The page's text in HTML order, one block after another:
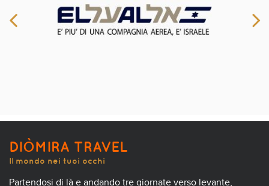
DIÒMIRA TRAVEL
Il mondo nei tuoi occhi
Partendosi di là e andando tre giornate verso levante,